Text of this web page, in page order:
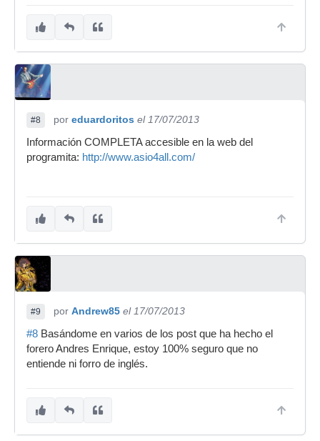
#8 por eduardoritos el 17/07/2013
Información COMPLETA accesible en la web del
programita: http://www.asio4all.com/
#9 por Andrew85 el 17/07/2013
#8 Basándome en varios de los post que ha hecho el
forero Andres Enrique, estoy 100% seguro que no
entiende ni forro de inglés.